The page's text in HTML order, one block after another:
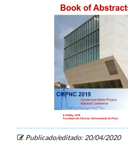
Publicado/editado: 20/04/2020